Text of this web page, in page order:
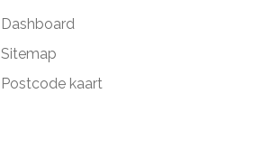
Dashboard
Sitemap
Postcode kaart